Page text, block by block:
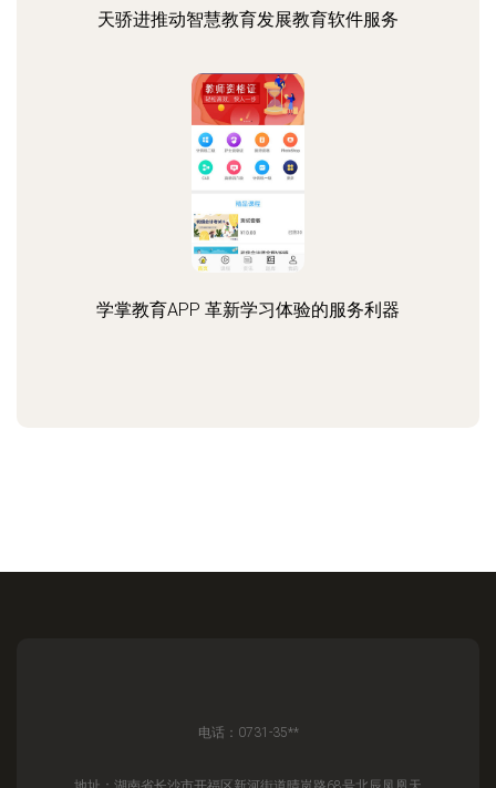
天骄进推动智慧教育发展教育软件服务
学掌教育APP 革新学习体验的服务利器
电话：0731-35**